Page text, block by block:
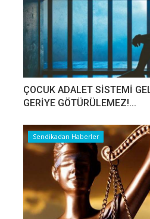
ÇOCUK ADALET SİSTEMİ
GERİYE GÖTÜRÜLEMEZ!...
Sendikadan Haberler